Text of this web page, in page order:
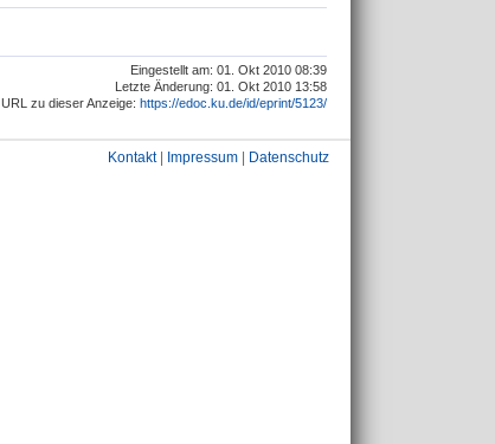
Eingestellt am: 01. Okt 2010 08:39
Letzte Änderung: 01. Okt 2010 13:58
URL zu dieser Anzeige: https://edoc.ku.de/id/eprint/5123/
Kontakt| Impressum Datenschutz